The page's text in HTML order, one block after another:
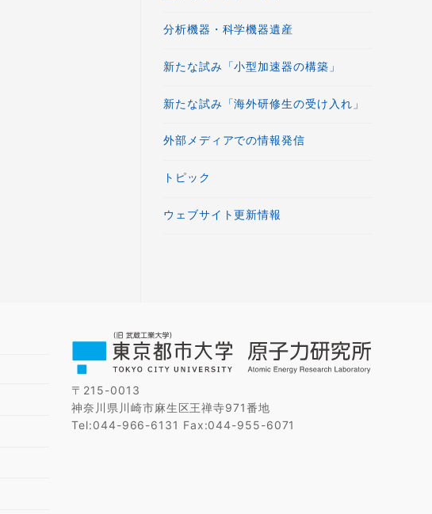
分析機器・科学機器遺産
新たな試み「小型加速器の構築」
新たな試み「海外研修生の受け入れ」
外部メディアでの情報発信
トピック
ウェブサイト更新情報
〒215-0013
神奈川県川崎市麻生区王禅寺971番地
Tel:044-966-6131 Fax:044-955-6071